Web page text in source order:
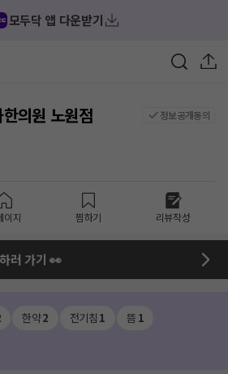
모두닥 앱 다운받기
의원 노원점 정보공개동의
이지 찜하기 리뷰작성
러 가기 👀
한약2 전기침 1 뜸 1